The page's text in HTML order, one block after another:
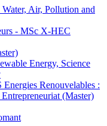
Air, Pollution and
- MSc X-HEC
Energy, Science
Renouvelables :
(Master)